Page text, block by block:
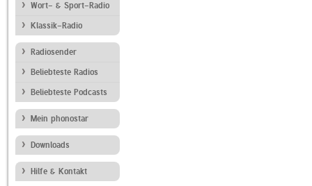
Wort- & Sport-Radio
Klassik-Radio
Radiosender
Beliebteste Radios
Beliebteste Podcasts
Mein phonostar
Downloads
Hilfe & Kontakt